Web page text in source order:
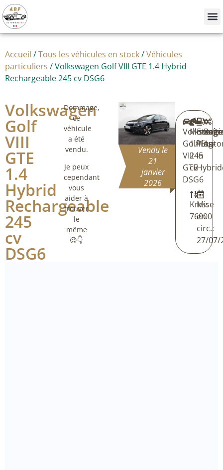
Accueil /Tous les véhicules en stock/Véhicules
particuliers / Volkswagen Golf VIII GTE 1.4 Hybrid
Rechargeable 245 cv DSG6
Volkswagen
Golf
VIII
GTE
1.4
Hybrid
Rechargeable
245
cv
DSG6
Dommage,
ce
véhicule
a été
vendu.
Je peux
cependant
vous
aider à
trouver
le
même
😉👇
Vendu le
21
janvier
2026
Golf
VIII
GTE
DSG6
Moteur:
1.4Etsi
245
cv
Plug-
in
Kms:
76000
Mise
en
circ.:
27/07/